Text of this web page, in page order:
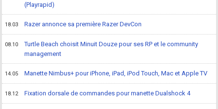
(Playrapid)
18.03 Razer annonce sa première Razer DevCon
08.10
Turtle Beach choisit Minuit Douze pour ses RP et le community
management
14.05 Manette Nimbus+ pour iPhone, iPad, iPod Touch, Mac et Apple TV
18.12 Fixation dorsale de commandes pour manette Dualshock 4